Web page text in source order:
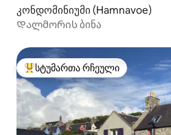
კონდომინიუმი (Hamnavoe)
Დალმორის ბინა
სტუმართა რჩეული მოწინავე
სტუმართა რჩეული